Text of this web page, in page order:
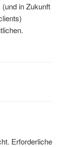
(und in Zukunft
Erforderliche